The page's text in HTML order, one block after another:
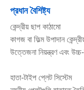
প্রধান বৈশিষ্ট্য
কেন্দ্রীয় ছাপ কাঠামো
কাগজ বা ফিল্ম উপাদান
উত্তেজনা নিয়ন্ত্রণ এবং উচ্চ-
হাতা-টাইপ প্লেট সিস্টেম